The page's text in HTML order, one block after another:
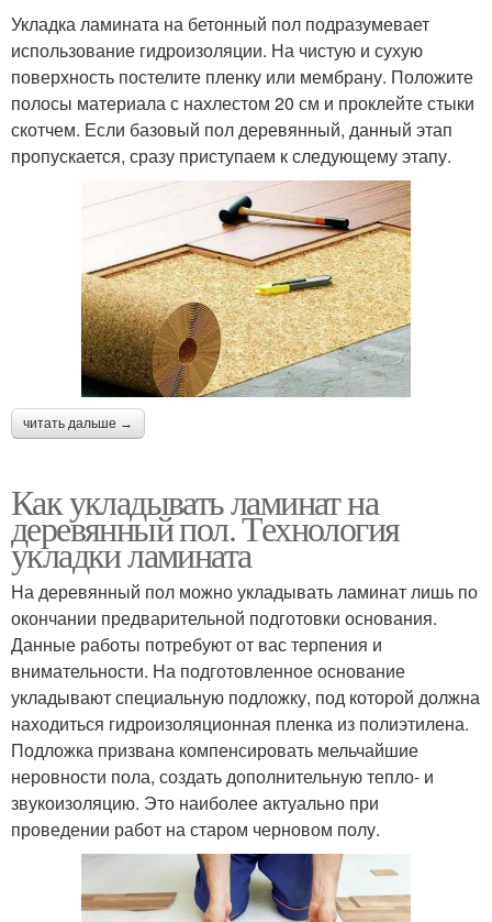
Укладка ламината на бетонный пол подразумевает
использование гидроизоляции. На чистую и сухую
поверхность постелите пленку или мембрану. Положите
полосы материала с нахлестом 20 см и проклейте стыки
скотчем. Если базовый пол деревянный, данный этап
пропускается, сразу приступаем к следующему этапу.
читать дальше →
Как укладывать ламинат на
деревянный пол. Технология
укладки ламината
На деревянный пол можно укладывать ламинат лишь по
окончании предварительной подготовки основания.
Данные работы потребуют от вас терпения и
внимательности. На подготовленное основание
укладывают специальную подложку, под которой должна
находиться гидроизоляционная пленка из полиэтилена.
Подложка призвана компенсировать мельчайшие
неровности пола, создать дополнительную тепло- и
звукоизоляцию. Это наиболее актуально при
проведении работ на старом черновом полу.